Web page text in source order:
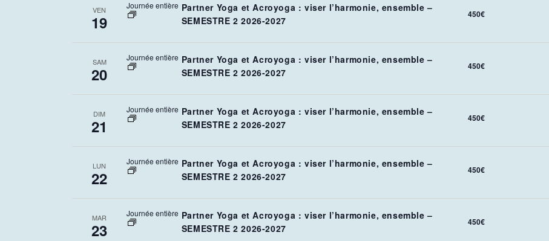
VEN
19
Journée entière Partner Yoga et Acroyoga : viser l’harmonie, ensemble –
SEMESTRE 2 2026-2027
450€
SAM
20
Journée entière Partner Yoga et Acroyoga : viser l’harmonie, ensemble –
SEMESTRE 2 2026-2027
450€
DIM
21
Journée entière Partner Yoga et Acroyoga : viser l’harmonie, ensemble –
SEMESTRE 2 2026-2027
450€
LUN
22
Journée entière Partner Yoga et Acroyoga : viser l’harmonie, ensemble –
SEMESTRE 2 2026-2027
450€
MAR
23
Journée entière Partner Yoga et Acroyoga : viser l’harmonie, ensemble –
SEMESTRE 2 2026-2027
450€